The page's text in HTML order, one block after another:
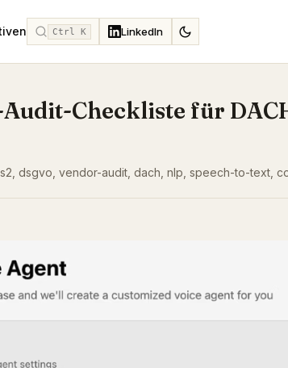
Ctrl K LinkedIn
Checkliste für
dsgvo, vendor-audit, dach, nlp, speech-to-text,